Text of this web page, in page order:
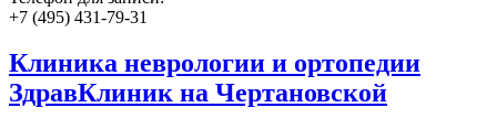
+7 (495) 431-79-31
Клиника неврологии и ортопедии
ЗдравКлиник на Чертановской